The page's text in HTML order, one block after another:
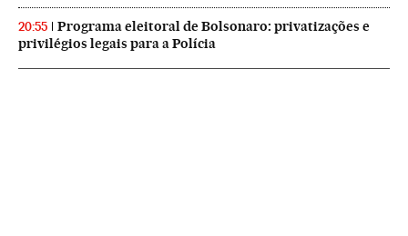
20:55
Programa eleitoral de Bolsonaro: privatizações e
privilégios legais para a Polícia